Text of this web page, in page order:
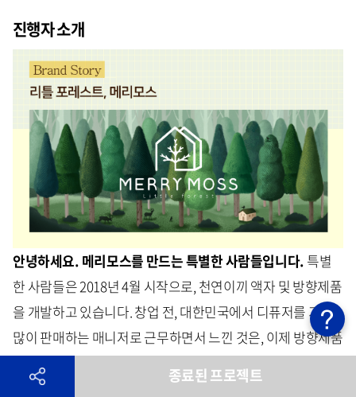
진행자 소개
안녕하세요. 메리모스를 만드는 특별한 사람들입니다. 특별
한 사람들은 2018년 4월 시작으로, 천연이끼 액자 및 방향제품
을 개발하고 있습니다. 창업 전, 대한민국에서 디퓨저를 가장
많이 판매하는 매니저로 근무하면서 느낀 것은, 이제 방향제품
은 인테리어 소품으로서의 가치를 갖는다는 것입니다. 이제 많
은 분들이 향기 뿐만 아니라, 공간에 배치했을 때 향기는 물
종료된 프로젝트